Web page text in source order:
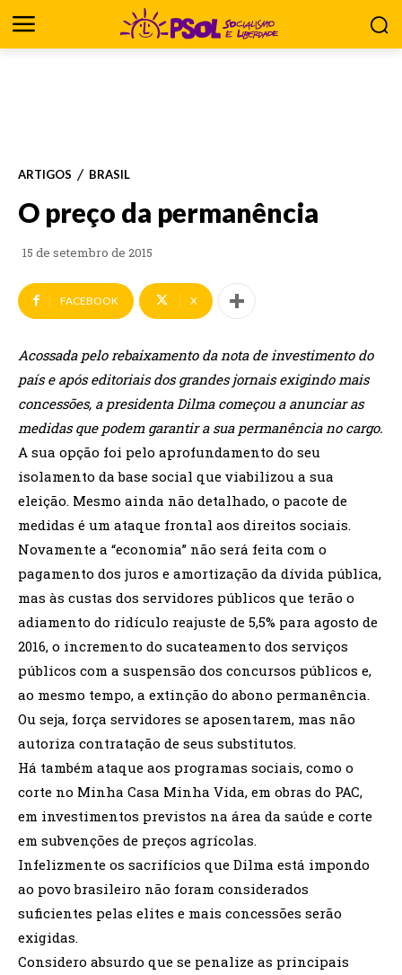
ARTIGOS BRASIL
O preço da permanência
15 de setembro de 2015
FACEBOOK X
Acossada pelo rebaixamento da nota de investimento do
país e após editoriais dos grandes jornais exigindo mais
concessões, a presidenta Dilma começou a anunciar as
medidas que podem garantir a sua permanência no cargo.
A sua opção foi pelo aprofundamento do seu
isolamento da base social que viabilizou a sua
eleição. Mesmo ainda não detalhado, o pacote de
medidas é um ataque frontal aos direitos sociais.
Novamente a “economia” não será feita com o
pagamento dos juros e amortização da dívida pública,
mas às custas dos servidores públicos que terão o
adiamento do ridículo reajuste de 5,5% para agosto de
2016, o incremento do sucateamento dos serviços
públicos com a suspensão dos concursos públicos e,
ao mesmo tempo, a extinção do abono permanência.
Ou seja, força servidores se aposentarem, mas não
autoriza contratação de seus substitutos.
Há também ataque aos programas sociais, como o
corte no Minha Casa Minha Vida, em obras do PAC,
em investimentos previstos na área da saúde e corte
em subvenções de preços agrícolas.
Infelizmente os sacrifícios que Dilma está impondo
ao povo brasileiro não foram considerados
suficientes pelas elites e mais concessões serão
exigidas.
Considero absurdo que se penalize as principais